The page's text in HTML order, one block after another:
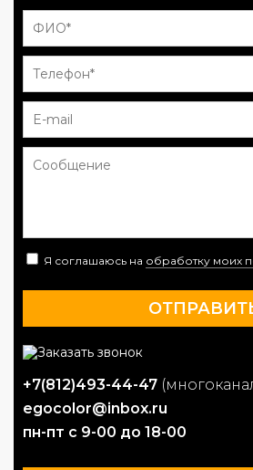
Я соглашаюсь на обработку моих
+7(812)493-44-47
egocolor@inbox.ru
пн-пт с 9-00 до 18-00